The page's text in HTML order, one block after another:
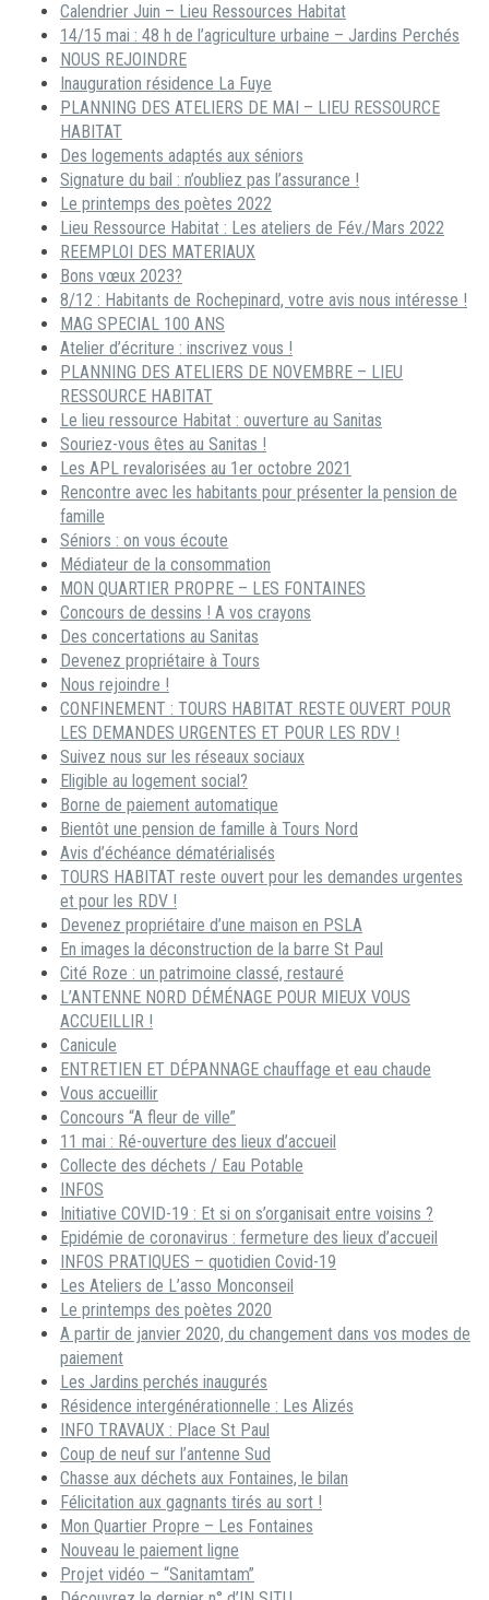
Calendrier Juin – Lieu Ressources Habitat
14/15 mai : 48 h de l’agriculture urbaine – Jardins Perchés
NOUS REJOINDRE
Inauguration résidence La Fuye
PLANNING DES ATELIERS DE MAI – LIEU RESSOURCE
HABITAT
Des logements adaptés aux séniors
Signature du bail : n’oubliez pas l’assurance !
Le printemps des poètes 2022
Lieu Ressource Habitat : Les ateliers de Fév./Mars 2022
REEMPLOI DES MATERIAUX
Bons vœux 2023?
8/12 : Habitants de Rochepinard, votre avis nous intéresse !
MAG SPECIAL 100 ANS
Atelier d’écriture : inscrivez vous !
PLANNING DES ATELIERS DE NOVEMBRE – LIEU
RESSOURCE HABITAT
Le lieu ressource Habitat : ouverture au Sanitas
Souriez-vous êtes au Sanitas !
Les APL revalorisées au 1er octobre 2021
Rencontre avec les habitants pour présenter la pension de
famille
Séniors : on vous écoute
Médiateur de la consommation
MON QUARTIER PROPRE – LES FONTAINES
Concours de dessins ! A vos crayons
Des concertations au Sanitas
Devenez propriétaire à Tours
Nous rejoindre !
CONFINEMENT : TOURS HABITAT RESTE OUVERT POUR
LES DEMANDES URGENTES ET POUR LES RDV !
Suivez nous sur les réseaux sociaux
Eligible au logement social?
Borne de paiement automatique
Bientôt une pension de famille à Tours Nord
Avis d’échéance dématérialisés
TOURS HABITAT reste ouvert pour les demandes urgentes
et pour les RDV !
Devenez propriétaire d’une maison en PSLA
En images la déconstruction de la barre St Paul
Cité Roze : un patrimoine classé, restauré
L’ANTENNE NORD DÉMÉNAGE POUR MIEUX VOUS
ACCUEILLIR !
Canicule
ENTRETIEN ET DÉPANNAGE chauffage et eau chaude
Vous accueillir
Concours “A fleur de ville”
11 mai : Ré-ouverture des lieux d’accueil
Collecte des déchets / Eau Potable
INFOS
Initiative COVID-19 : Et si on s’organisait entre voisins ?
Epidémie de coronavirus : fermeture des lieux d’accueil
INFOS PRATIQUES – quotidien Covid-19
Les Ateliers de L’asso Monconseil
Le printemps des poètes 2020
A partir de janvier 2020, du changement dans vos modes de
paiement
Les Jardins perchés inaugurés
Résidence intergénérationnelle : Les Alizés
INFO TRAVAUX : Place St Paul
Coup de neuf sur l’antenne Sud
Chasse aux déchets aux Fontaines, le bilan
Félicitation aux gagnants tirés au sort !
Mon Quartier Propre – Les Fontaines
Nouveau le paiement ligne
Projet vidéo – “Sanitamtam”